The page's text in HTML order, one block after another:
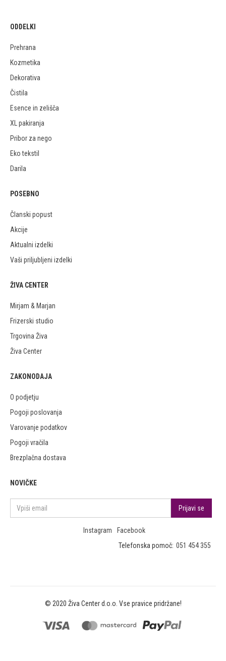
ODDELKI
Prehrana
Kozmetika
Dekorativa
Čistila
Esence in zelišča
XL pakiranja
Pribor za nego
Eko tekstil
Darila
POSEBNO
Članski popust
Akcije
Aktualni izdelki
Vaši priljubljeni izdelki
ŽIVA CENTER
Mirjam & Marjan
Frizerski studio
Trgovina Živa
Živa Center
ZAKONODAJA
O podjetju
Pogoji poslovanja
Varovanje podatkov
Pogoji vračila
Brezplačna dostava
NOVIČKE
Instagram
Facebook
Telefonska pomoč: 051 454 355
© 2020 Živa Center d.o.o. Vse pravice pridržane!